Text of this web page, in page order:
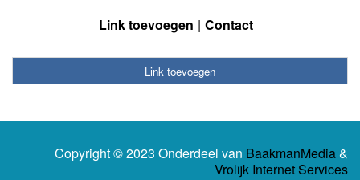
Link toevoegen Contact
Link toevoegen
Copyright © 2023 Onderdeel van BaakmanMedia&
Vrolijk Internet Services